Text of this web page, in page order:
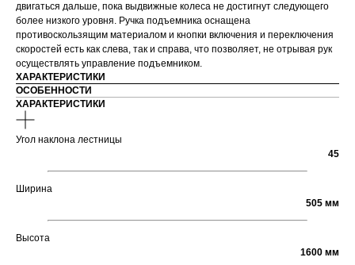
двигаться дальше, пока выдвижные колеса не достигнут следующего
более низкого уровня. Ручка подъемника оснащена
противоскользящим материалом и кнопки включения и переключения
скоростей есть как слева, так и справа, что позволяет, не отрывая рук
осуществлять управление подъемником.
ХАРАКТЕРИСТИКИ
ОСОБЕННОСТИ
ХАРАКТЕРИСТИКИ
Угол наклона лестницы
45
Ширина
505 мм
Высота
1600 мм